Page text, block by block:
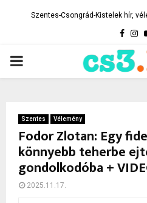
Szentes-Csongrád-Kistelek hír,
PRIMARY
Szentes Vélemény
Fodor Zlotan: Egy
könnyebb teherbe
gondolkodóba +
2025.11.17.